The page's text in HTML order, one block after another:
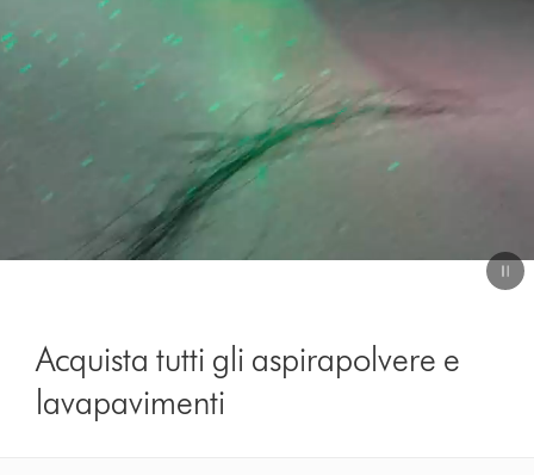
Acquista tutti gli aspirapolvere e
lavapavimenti